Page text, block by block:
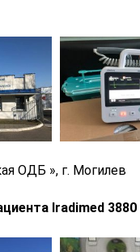
ОДБ », г. Могилев
Iradimed